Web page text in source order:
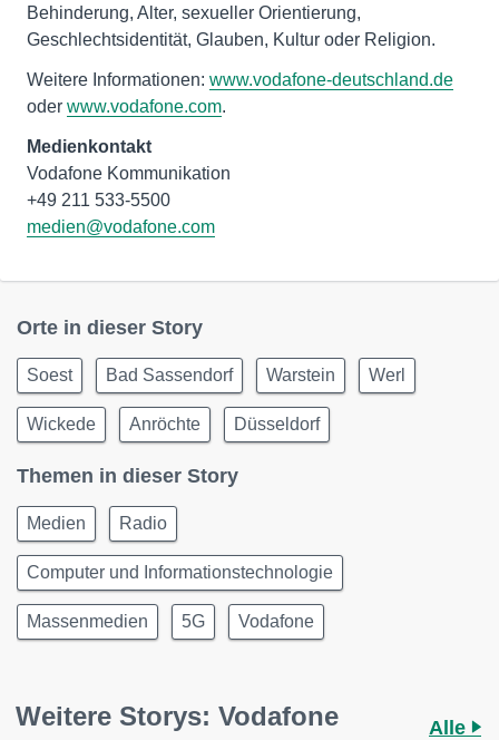
Behinderung, Alter, sexueller Orientierung,
Geschlechtsidentität, Glauben, Kultur oder Religion.
Weitere Informationen: www.vodafone-deutschland.de
oder www.vodafone.com.
Medienkontakt
Vodafone Kommunikation
medien@vodafone.com
Orte in dieser Story
Soest Bad Sassendorf Warstein Werl
Wickede Anröchte Düsseldorf
Themen in dieser Story
Medien Radio
Computer und Informationstechnologie
Massenmedien 5G Vodafone
Weitere Storys: Vodafone
Alle